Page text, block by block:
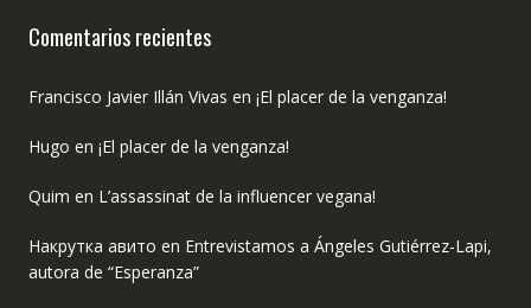
Comentarios recientes
Francisco Javier Illán Vivas en ¡El placer de la venganza!
Hugo en ¡El placer de la venganza!
Quim en L’assassinat de la influencer vegana!
Накрутка авито en Entrevistamos a Ángeles Gutiérrez-Lapi,
autora de “Esperanza”